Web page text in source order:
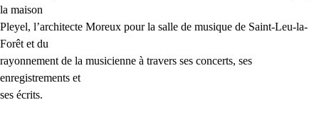
la maison
Pleyel, l’architecte Moreux pour la salle de musique de Saint-Leu-la-
Forêt et du
rayonnement de la musicienne à travers ses concerts, ses
enregistrements et
ses écrits.